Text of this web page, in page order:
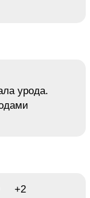
урода.
+2